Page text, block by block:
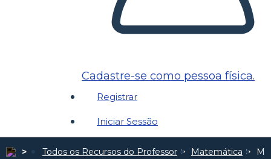
Cadastre-se como pessoa física.
Registrar
Iniciar Sessão
Todos os Recursos do Professor Matemática